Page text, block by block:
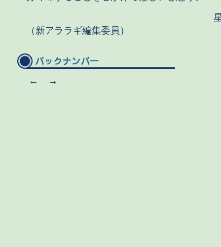
星野
（新アララギ編集委員）
← →